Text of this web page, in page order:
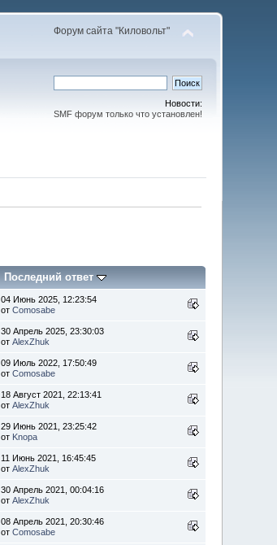
Форум сайта "Киловольт"
Новости:
SMF форум только что установлен!
Последний ответ
04 Июнь 2025, 12:23:54
отComosabe
30 Апрель 2025, 23:30:03
отAlexZhuk
09 Июль 2022, 17:50:49
отComosabe
18 Август 2021, 22:13:41
отAlexZhuk
29 Июнь 2021, 23:25:42
от Knopa
11 Июнь 2021, 16:45:45
отAlexZhuk
30 Апрель 2021, 00:04:16
отAlexZhuk
08 Апрель 2021, 20:30:46
отComosabe